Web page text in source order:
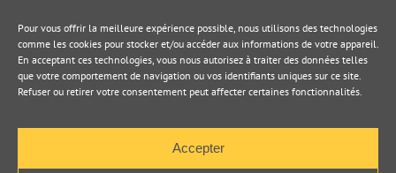
Pour vous offrir la meilleure expérience possible, nous utilisons des technologies
comme les cookies pour stocker et/ou accéder aux informations de votre appareil.
En acceptant ces technologies, vous nous autorisez à traiter des données telles
que votre comportement de navigation ou vos identifiants uniques sur ce site.
Refuser ou retirer votre consentement peut affecter certaines fonctionnalités.
Accepter
DOCUMENT JURIDIQUE
Politique de cookies